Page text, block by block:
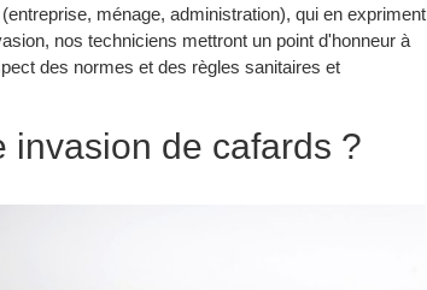
ménage, administration), qui en expriment
nos techniciens mettront un point d'honneur à
des normes et des règles sanitaires et
invasion de cafards ?